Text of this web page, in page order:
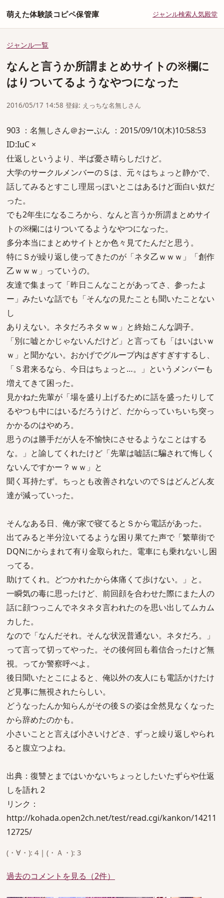
萌えた体験談コピペ保管庫 ジャンル検索人気殿堂
ジャンル一覧
なんと言うか所謂まとめサイトの※欄に
はりついてるようなやつになった
2016/05/17 14:58 登録: えっちな名無しさん
903 ：名無しさん＠おーぷん ：2015/09/10(木)10:58:53
ID:IuC ×
仕返しというより、半ば憂さ晴らしだけど。
大学のサークルメンバーのＳは、元々はちょっと静かで、
話してみるとすこし理屈っぽいとこはあるけど面白い奴だ
った。
でも2年生になるころから、なんと言うか所謂まとめサイ
トの※欄にはりついてるようなやつになった。
多分本当にまとめサイトとか色々見てたんだと思う。
特にＳが繰り返し使ってきたのが「ネタ乙ｗｗｗ」「創作
乙ｗｗｗ」っていうの。
友達で集まって「昨日こんなことがあってさ、参ったよ
ー」みたいな話でも「そんなの見たことも聞いたことない
し
ありえない。ネタだろネタｗｗ」と終始こんな調子。
「別に嘘とかじゃないんだけど」と言っても「はいはいｗ
ｗ」と聞かない。おかげでグループ内はぎすぎすするし、
「Ｓ君来るなら、今日はちょっと…。」というメンバーも
増えてきて困った。
見かねた先輩が「場を盛り上げるために話を盛ったりして
るやつも中にはいるだろうけど、だからっていちいち突っ
かかるのはやめろ。
思うのは勝手だが人を不愉快にさせるようなことはする
な。」と諭してくれたけど「先輩は嘘話に騙されて悔しく
ないんですかー？ｗｗ」と
聞く耳持たず。ちっとも改善されないのでＳはどんどん友
達が減っていった。
そんなある日、俺が家で寝てるとＳから電話があった。
出てみると半分泣いてるような困り果てた声で「繁華街で
DQNにからまれて有り金取られた。電車にも乗れないし困
ってる。
助けてくれ。どつかれたから体痛くて歩けない。」と。
一瞬気の毒に思ったけど、前回顔を合わせた際にまた人の
話に顔つっこんでネタネタ言われたのを思い出してムカム
カした。
なので「なんだそれ。そんな状況普通ない。ネタだろ。」
って言って切ってやった。その後何回も着信合ったけど無
視。ってか警察呼べよ。
後日聞いたとこによると、俺以外の友人にも電話かけたけ
ど見事に無視されたらしい。
どうなったんか知らんがその後Ｓの姿は全然見なくなった
から辞めたのかも。
小さいことと言えば小さいけどさ、ずっと繰り返しやられ
ると腹立つよね。
出典：復讐とまではいかないちょっとしたいたずらや仕返
しを語れ 2
リンク：
http://kohada.open2ch.net/test/read.cgi/kankon/14211
12725/
(・∀・): 4 | (・Ａ・): 3
過去のコメントを見る（2件）